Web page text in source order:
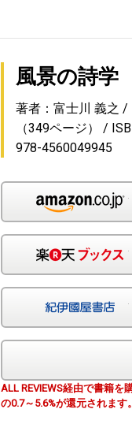
風景の詩学
著者：富士川 義之
（349ページ）
978-4560049945
ALL REVIEWS経由で書籍
の0.7～5.6%が還元されます